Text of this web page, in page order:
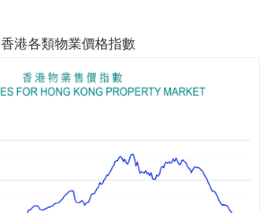
香港各類物業價格指數